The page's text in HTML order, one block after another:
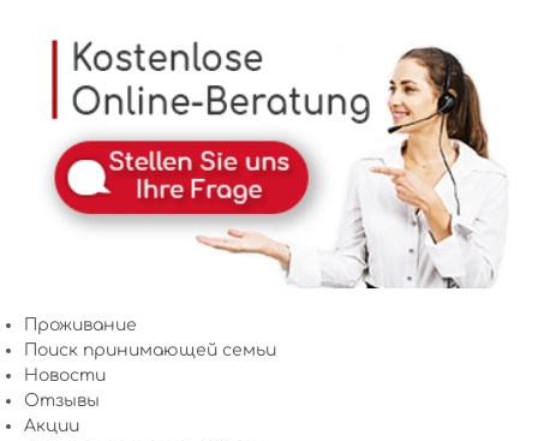
Проживание
Поиск принимающей семьи
Новости
Отзывы
Акции